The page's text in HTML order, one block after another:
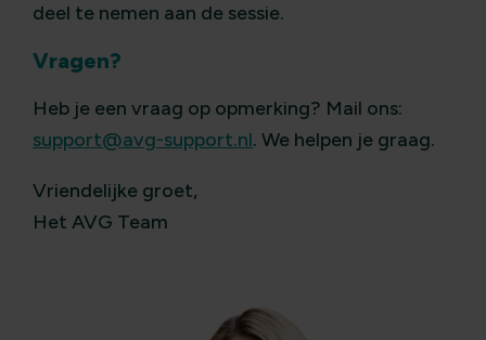
deel te nemen aan de sessie.
Vragen?
Heb je een vraag op opmerking? Mail ons:
support@avg-support.nl. We helpen je graag.
Vriendelijke groet,
Het AVG Team